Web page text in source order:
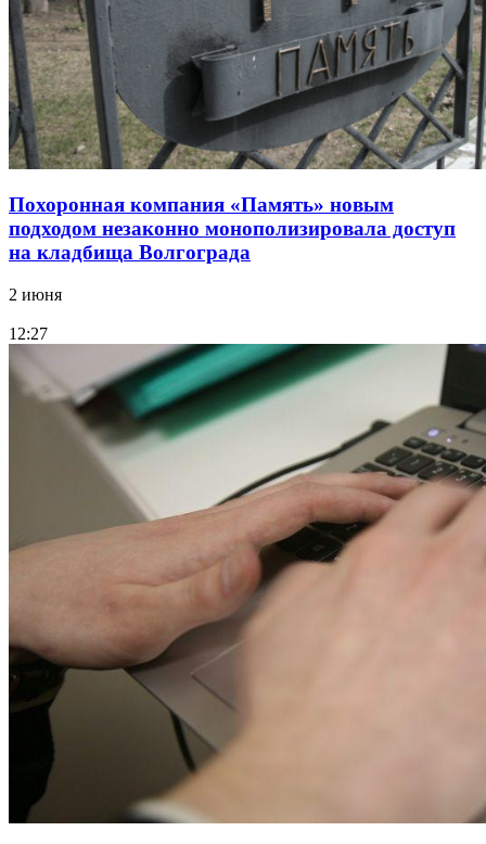
Похоронная компания «Память» новым
подходом незаконно монополизировала доступ
на кладбища Волгограда
2 июня
12:27